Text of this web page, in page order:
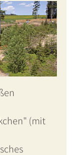
(mit